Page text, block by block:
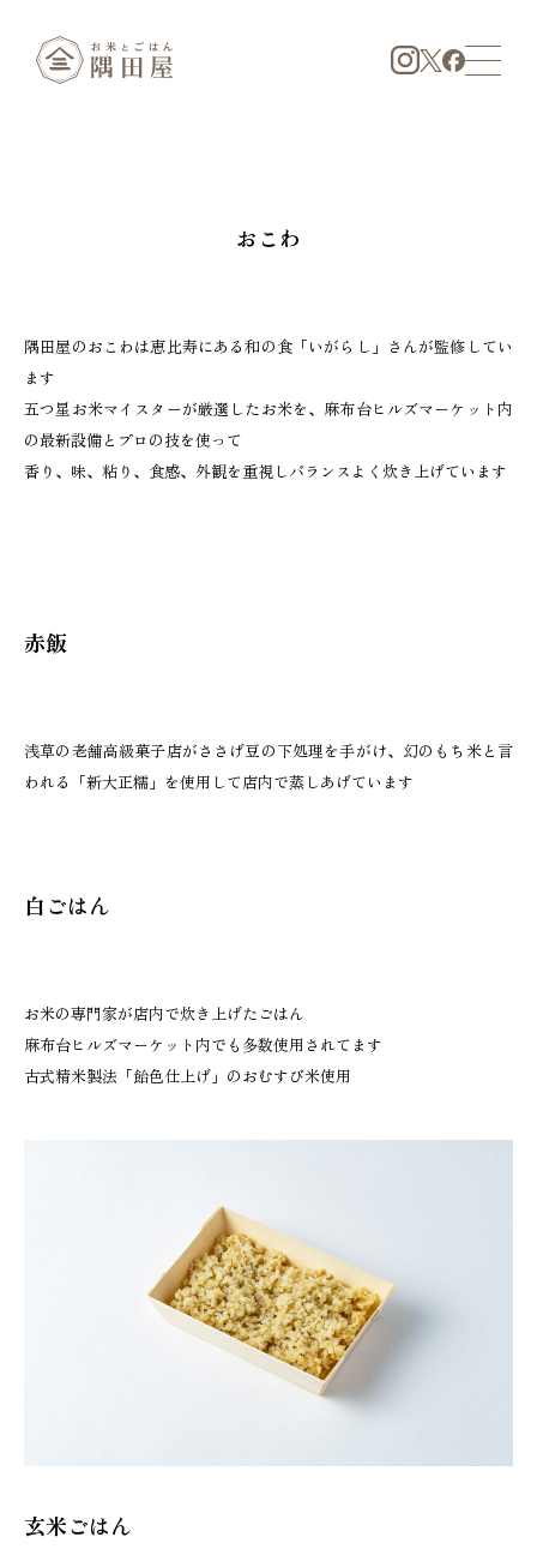
おこわ
隅田屋のおこわは恵比寿にある和の食「いがらし」さんが監修してい
ます
五つ星お米マイスターが厳選したお米を、麻布台ヒルズマーケット内
の最新設備とプロの技を使って
香り、味、粘り、食感、外観を重視しバランスよく炊き上げています
赤飯
浅草の老舗高級菓子店がささげ豆の下処理を手がけ、幻のもち米と言
われる「新大正糯」を使用して店内で蒸しあげています
白ごはん
お米の専門家が店内で炊き上げたごはん
麻布台ヒルズマーケット内でも多数使用されてます
古式精米製法「飴色仕上げ」のおむすび米使用
玄米ごはん